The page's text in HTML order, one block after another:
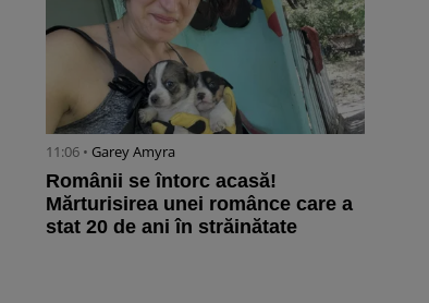
11:06 • Garey Amyra
Românii se întorc acasă!
Mărturisirea unei românce care a
stat 20 de ani în străinătate